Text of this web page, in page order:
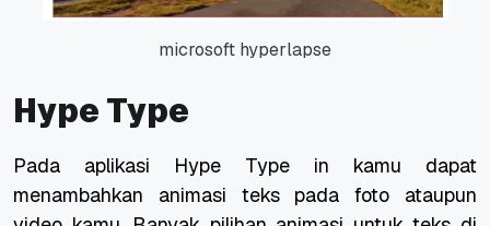
microsoft hyperlapse
Hype Type
Pada aplikasi Hype Type in kamu dapat
menambahkan animasi teks pada foto ataupun